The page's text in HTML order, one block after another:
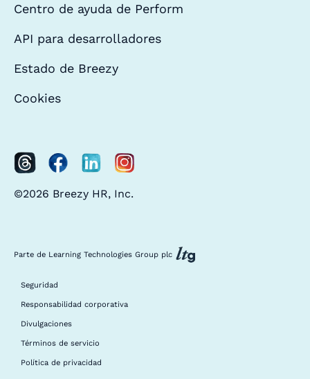
Centro de ayuda de Perform
API para desarrolladores
Estado de Breezy
Cookies
©2026 Breezy HR, Inc.
Parte de Learning Technologies Group plc
Seguridad
Responsabilidad corporativa
Divulgaciones
Términos de servicio
Política de privacidad